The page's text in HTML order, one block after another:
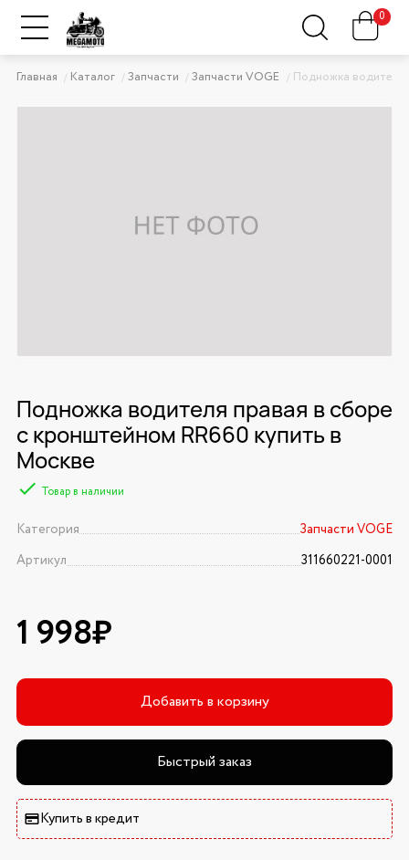
0
Главная Каталог Запчасти Запчасти VOGE Подножка водителя
Подножка водителя правая в сборе
с кронштейном RR660 купить в
Москве
Товар в наличии
Категория
Запчасти VOGE
Артикул
311660221-0001
1 998₽
Добавить в корзину
Быстрый заказ
Купить в кредит